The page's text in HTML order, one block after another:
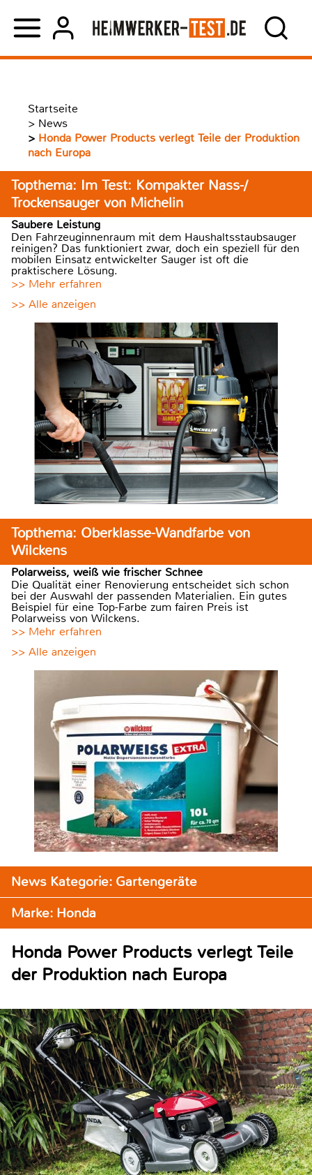
Startseite
> News
> Honda Power Products verlegt Teile der Produktion
nach Europa
Topthema: Im Test: Kompakter Nass-/
Trockensauger von Michelin
Saubere Leistung
Den Fahrzeuginnenraum mit dem Haushaltsstaubsauger
reinigen? Das funktioniert zwar, doch ein speziell für den
mobilen Einsatz entwickelter Sauger ist oft die
praktischere Lösung.
>> Mehr erfahren
>> Alle anzeigen
Topthema: Oberklasse-Wandfarbe von
Wilckens
Polarweiss, weiß wie frischer Schnee
Die Qualität einer Renovierung entscheidet sich schon
bei der Auswahl der passenden Materialien. Ein gutes
Beispiel für eine Top-Farbe zum fairen Preis ist
Polarweiss von Wilckens.
>> Mehr erfahren
>> Alle anzeigen
News Kategorie: Gartengeräte
Marke: Honda
Honda Power Products verlegt Teile
der Produktion nach Europa